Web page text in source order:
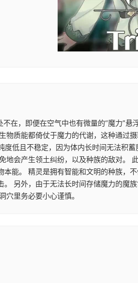
在，即便在空气中也有微量的“魔力”悬
质能都倚仗于魔力的代谢，这种通过
低且不稳定，因为体内长时间无法积
会产生领土纠纷，以及种族的敌对。
能。 精灵是拥有智能和文明的种族，
另外，由于无法长时间存储魔力的魔
里务必要小心谨慎。